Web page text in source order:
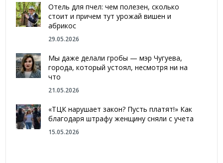
Отель для пчел: чем полезен, сколько
стоит и причем тут урожай вишен и
абрикос
29.05.2026
Мы даже делали гробы — мэр Чугуева,
города, который устоял, несмотря ни на
что
21.05.2026
«ТЦК нарушает закон? Пусть платят!» Как
благодаря штрафу женщину сняли с учета
15.05.2026